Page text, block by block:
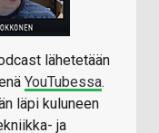
lähetetään
YouTubessa.
läpi kuluneen
ja